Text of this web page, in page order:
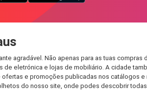
agradável. Não apenas para as tuas
eletrónica e lojas de mobiliário. A cidade
e promoções publicadas nos catálogos e
do nosso site, onde podes descobrir